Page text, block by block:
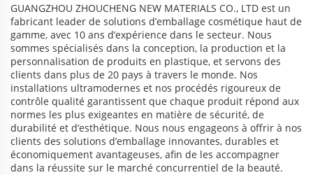
GUANGZHOU ZHOUCHENG NEW MATERIALS CO., LTD est un
fabricant leader de solutions d’emballage cosmétique haut de
gamme, avec 10 ans d’expérience dans le secteur. Nous
sommes spécialisés dans la conception, la production et la
personnalisation de produits en plastique, et servons des
clients dans plus de 20 pays à travers le monde. Nos
installations ultramodernes et nos procédés rigoureux de
contrôle qualité garantissent que chaque produit répond aux
normes les plus exigeantes en matière de sécurité, de
durabilité et d’esthétique. Nous nous engageons à offrir à nos
clients des solutions d’emballage innovantes, durables et
économiquement avantageuses, afin de les accompagner
dans la réussite sur le marché concurrentiel de la beauté.